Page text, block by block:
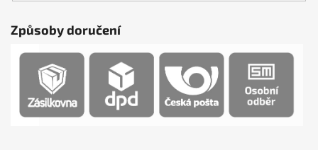
Způsoby doručení